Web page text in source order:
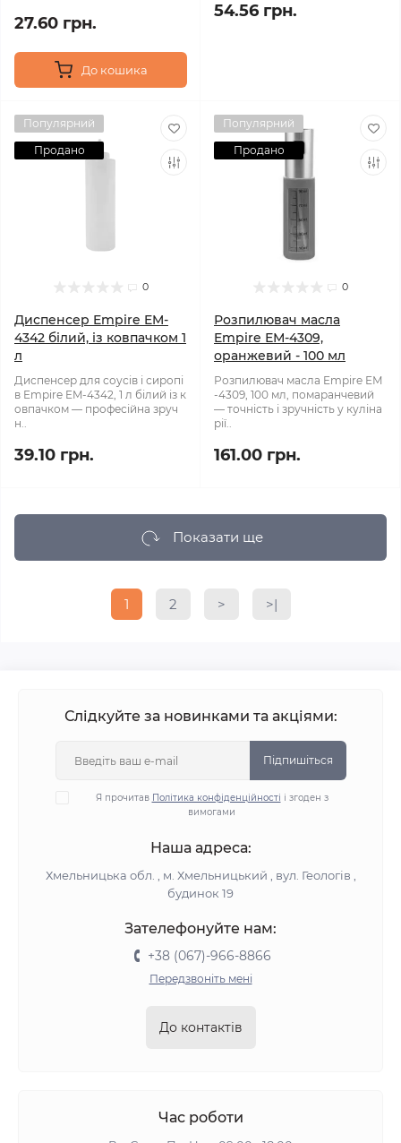
27.60 грн.
До кошика
54.56 грн.
Популярний
Продано
0
Диспенсер Empire EM-
4342 білий, із ковпачком 1
л
Диспенсер для соусів і сиропі
в Empire EM-4342, 1 л білий із к
овпачком — професійна зруч
н..
39.10 грн.
Популярний
Продано
0
Розпилювач масла
Empire ЕМ-4309,
оранжевий - 100 мл
Розпилювач масла Empire ЕМ
-4309, 100 мл, помаранчевий
— точність і зручність у куліна
рії..
161.00 грн.
Показати ще
1 2 > >|
Слідкуйте за новинками та акціями:
Підпишіться
Я прочитав Політика конфіденційності і згоден з
вимогами
Наша адреса:
Хмельницька обл. , м. Хмельницький , вул. Геологів ,
будинок 19
Зателефонуйте нам:
+38 (067)-966-8866
Передзвоніть мені
До контактів
Час роботи